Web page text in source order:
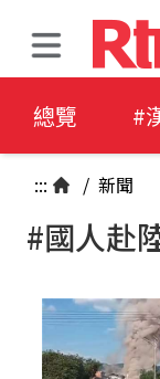
總覽 #
::: / 新聞
#國人赴